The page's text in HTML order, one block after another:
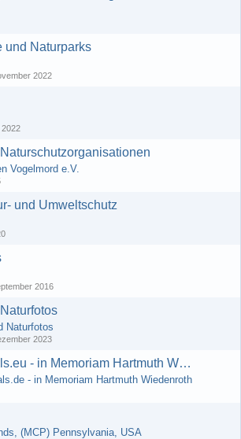
und Naturparks
2022
2022
Vogelmord e.V.
und Umweltschutz
2016
Naturfotos
2023
www.worldofanimals.eu - in Memoriam Hartmuth Wiedenroth
- in Memoriam Hartmuth Wiedenroth
(MCP) Pennsylvania, USA